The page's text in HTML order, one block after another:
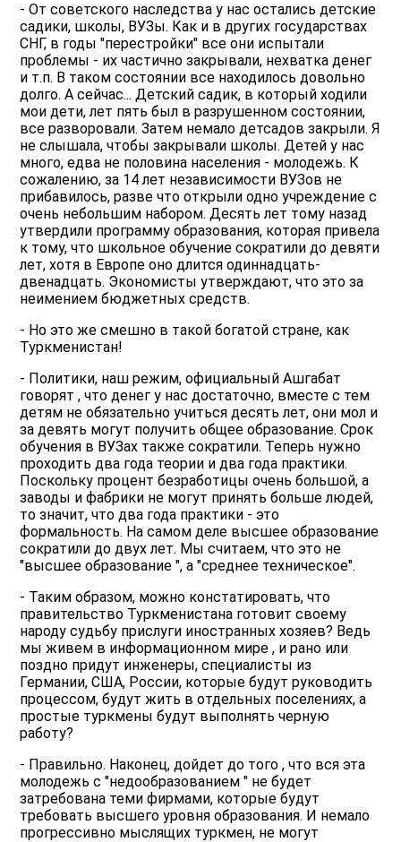
- От советского наследства у нас остались детские
садики, школы, ВУЗы. Как и в других государствах
СНГ, в годы "перестройки" все они испытали
проблемы - их частично закрывали, нехватка денег
и т.п. В таком состоянии все находилось довольно
долго. А сейчас... Детский садик, в который ходили
мои дети, лет пять был в разрушенном состоянии,
все разворовали. Затем немало детсадов закрыли. Я
не слышала, чтобы закрывали школы. Детей у нас
много, едва не половина населения - молодежь. К
сожалению, за 14 лет независимости ВУЗов не
прибавилось, разве что открыли одно учреждение с
очень небольшим набором. Десять лет тому назад
утвердили программу образования, которая привела
к тому, что школьное обучение сократили до девяти
лет, хотя в Европе оно длится одиннадцать-
двенадцать. Экономисты утверждают, что это за
неимением бюджетных средств.
- Но это же смешно в такой богатой стране, как
Туркменистан!
- Политики, наш режим, официальный Ашгабат
говорят , что денег у нас достаточно, вместе с тем
детям не обязательно учиться десять лет, они мол и
за девять могут получить общее образование. Срок
обучения в ВУЗах также сократили. Теперь нужно
проходить два года теории и два года практики.
Поскольку процент безработицы очень большой, а
заводы и фабрики не могут принять больше людей,
то значит, что два года практики - это
формальность. На самом деле высшее образование
сократили до двух лет. Мы считаем, что это не
"высшее образование ", а "среднее техническое".
- Таким образом, можно констатировать, что
правительство Туркменистана готовит своему
народу судьбу прислуги иностранных хозяев? Ведь
мы живем в информационном мире , и рано или
поздно придут инженеры, специалисты из
Германии, США, России, которые будут руководить
процессом, будут жить в отдельных поселениях, а
простые туркмены будут выполнять черную
работу?
- Правильно. Наконец, дойдет до того , что вся эта
молодежь с "недообразованием " не будет
затребована теми фирмами, которые будут
требовать высшего уровня образования. И немало
прогрессивно мыслящих туркмен, не могут